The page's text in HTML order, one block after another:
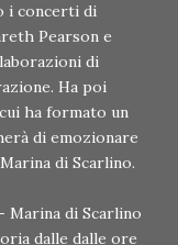
i concerti di
Pearson e
di
Ha poi
ha formato un
di emozionare
di Scarlino.
Marina di Scarlino
dalle dalle ore